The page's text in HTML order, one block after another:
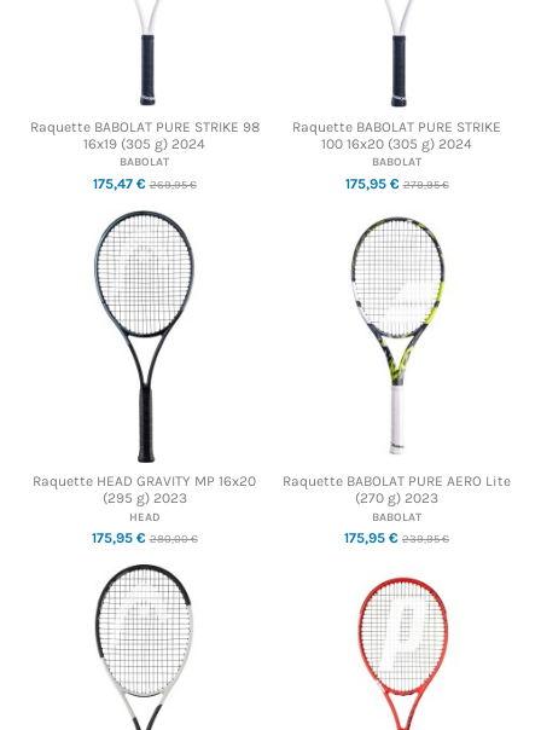
Raquette BABOLAT PURE STRIKE 98
16x19 (305 g) 2024
BABOLAT
175,47 €269,95 €
Raquette BABOLAT PURE STRIKE
100 16x20 (305 g) 2024
BABOLAT
175,95 €279,95 €
Raquette HEAD GRAVITY MP 16x20
(295 g) 2023
HEAD
175,95 €280,00 €
Raquette BABOLAT PURE AERO Lite
(270 g) 2023
BABOLAT
175,95 € 239,95 €